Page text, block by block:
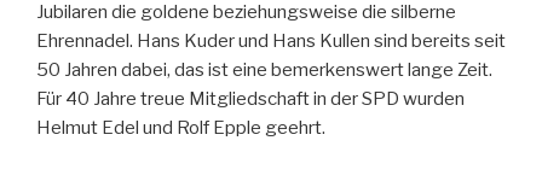
Jubilaren die goldene beziehungsweise die silberne
Ehrennadel. Hans Kuder und Hans Kullen sind bereits seit
50 Jahren dabei, das ist eine bemerkenswert lange Zeit.
Für 40 Jahre treue Mitgliedschaft in der SPD wurden
Helmut Edel und Rolf Epple geehrt.